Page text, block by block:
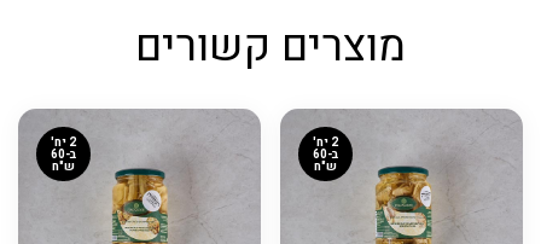
מוצרים קשורים
2 יח'
ב-60
ש"ח
2 יח'
ב-60
ש"ח